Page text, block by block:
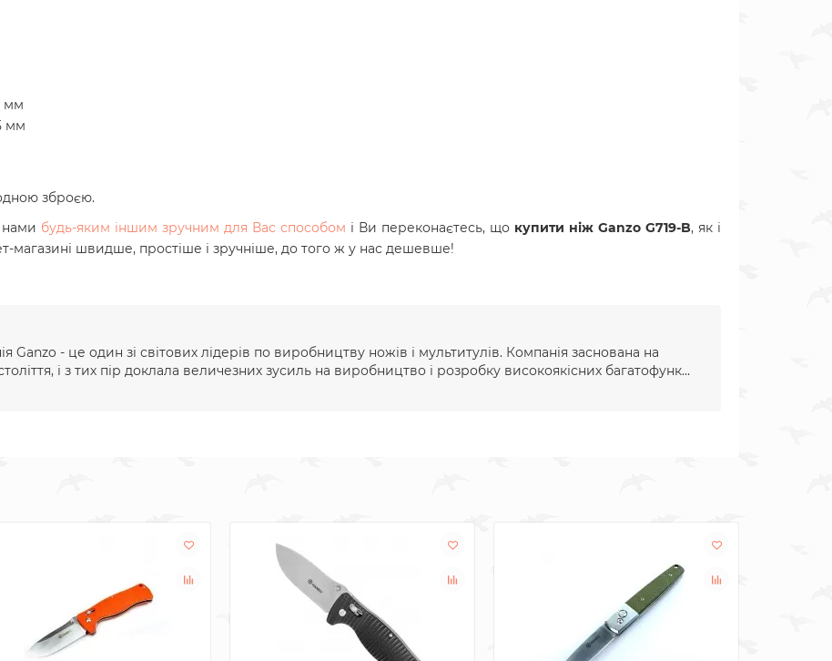
мм
мм
зброєю.
нами будь-яким іншим зручним для Вас способом і Ви переконаєтесь, що купити ніж Ganzo G719-B, як і
магазині швидше, простіше і зручніше, до того ж у нас дешевше!
Ganzo - це один зі світових лідерів по виробництву ножів і мультитулів. Компанія заснована на
і з тих пір доклала величезних зусиль на виробництво і розробку високоякісних багатофунк...